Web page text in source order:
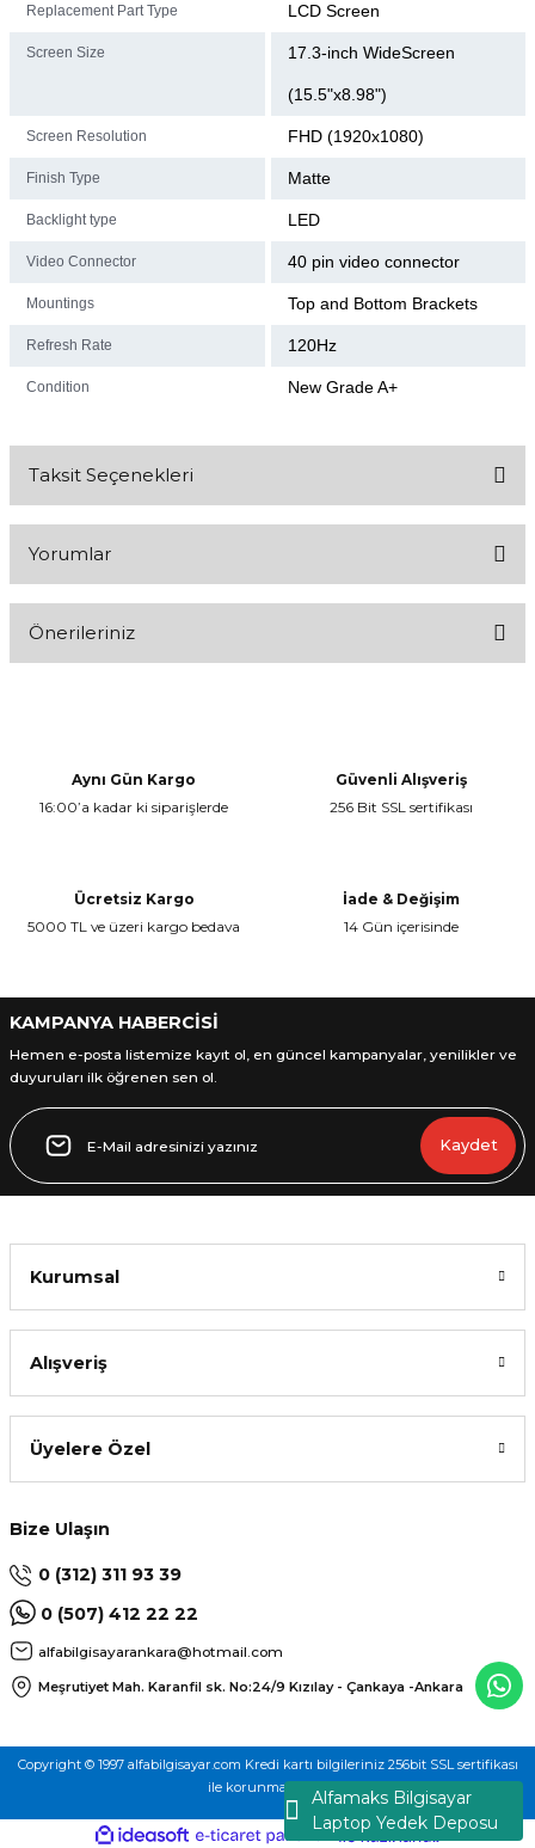
Alfamaks Bilgisayar
Laptop Yedek Deposu
Replacement Part Type LCD Screen
Screen Size 17.3-inch WideScreen
(15.5"x8.98")
Screen Resolution FHD (1920x1080)
Finish Type Matte
Backlight type LED
Video Connector 40 pin video connector
Mountings Top and Bottom Brackets
Refresh Rate 120Hz
Condition New Grade A+
Taksit Seçenekleri
Yorumlar
Önerileriniz
Ürün resmi kalitesiz, bozuk veya görüntülenemiyor.
Gönder
Aynı Gün Kargo
16:00’a kadar ki siparişlerde
Güvenli Alışveriş
256 Bit SSL sertifikası
Ücretsiz Kargo
5000 TL ve üzeri kargo bedava
İade & Değişim
14 Gün içerisinde
KAMPANYA HABERCİSİ
Hemen e-posta listemize kayıt ol, en güncel kampanyalar, yenilikler ve
duyuruları ilk öğrenen sen ol.
Kaydet
Kurumsal
Alışveriş
Üyelere Özel
Bize Ulaşın
0 (312) 311 93 39
0 (507) 412 22 22
alfabilgisayarankara@hotmail.com
Meşrutiyet Mah. Karanfil sk. No:24/9 Kızılay - Çankaya -Ankara
Copyright © 1997 alfabilgisayar.com Kredi kartı bilgileriniz 256bit SSL sertifikası
ile korunmaktadır.
ideasoft